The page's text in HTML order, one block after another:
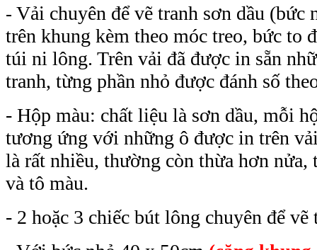
- Vải chuyên để vẽ tranh sơn dầu (bức
trên khung kèm theo móc treo, bức to
túi ni lông. Trên vải đã được in sẵn
tranh, từng phần nhỏ được đánh số
- Hộp màu: chất liệu là sơn dầu, mỗi
tương ứng với những ô được in trên
là rất nhiều, thường còn thừa hơn nửa,
và tô màu.
- 2 hoặc 3 chiếc bút lông chuyên để vẽ